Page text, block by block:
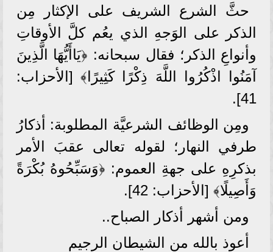
حثَّ الشرع الشريف على الإكثار مِن
الذكر على الوَجهِ الذي يعُم كلَّ الأوقاتِ
وأنواعِ الذكر؛ فقال سبحانه: ﴿يَاأَيُّهَا الَّذِينَ
آمَنُوا اذْكُرُوا اللَّهَ ذِكْرًا كَثِيرًا﴾ [الأحزاب:
41].
ومِن الوظائف الشرعيَّة المطلوبة: أذكارُ
طرفي النهار؛ لقوله تعالى عقبَ الأمر
بذكرِهِ على جهةِ العموم: ﴿وَسَبِّحُوهُ بُكْرَةً
وَأَصِيلًا﴾ [الأحزاب: 42].
ومن أشهر أذكار الصباح..
أعوذ بالله من الشيطان الرجيم